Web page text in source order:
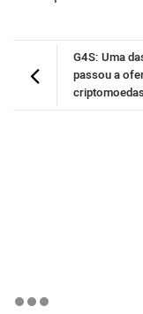
G4S: Uma
passou a